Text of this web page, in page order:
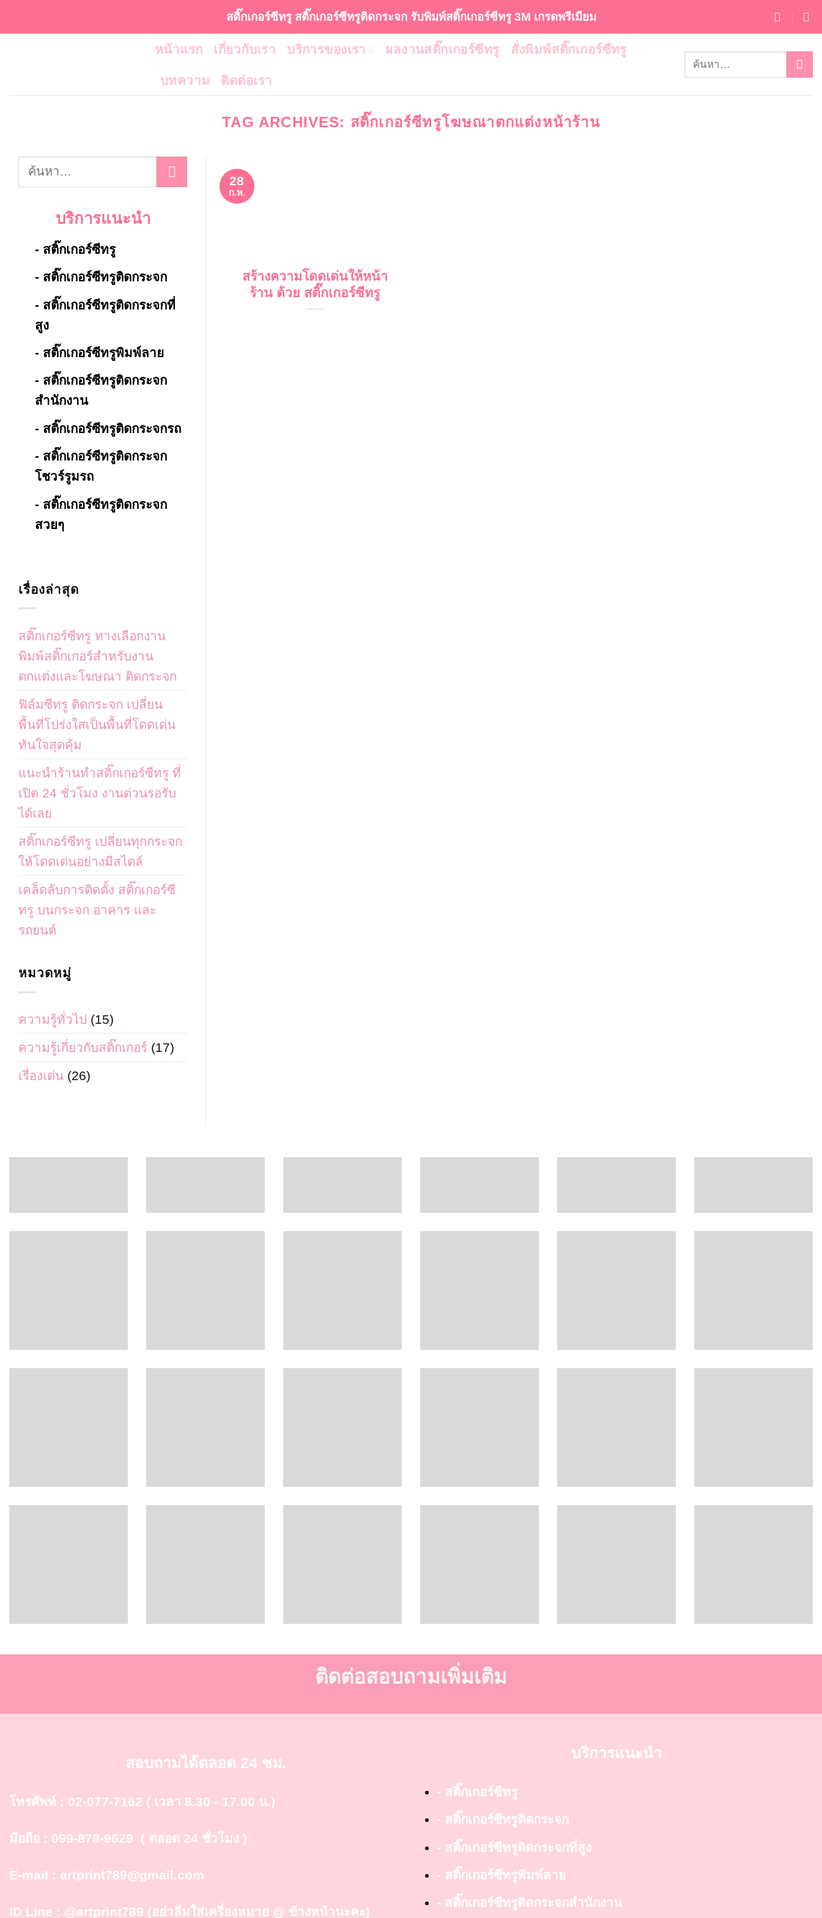
สติ๊กเกอร์ซีทรู สติ๊กเกอร์ซีทรูติดกระจก รับพิมพ์สติ๊กเกอร์ซีทรู 3M เกรดพรีเมียม
หน้าแรก เกี่ยวกับเรา บริการของเรา ผลงานสติ๊กเกอร์ซีทรู สั่งพิมพ์สติ๊กเกอร์ซีทรู
บทความ ติดต่อเรา
TAG ARCHIVES: สติ๊กเกอร์ซีทรูโฆษณาตกแต่งหน้าร้าน
บริการแนะนำ
- สติ๊กเกอร์ซีทรู
- สติ๊กเกอร์ซีทรูติดกระจก
- สติ๊กเกอร์ซีทรูติดกระจกที่
สูง
- สติ๊กเกอร์ซีทรูพิมพ์ลาย
- สติ๊กเกอร์ซีทรูติดกระจก
สำนักงาน
- สติ๊กเกอร์ซีทรูติดกระจกรถ
- สติ๊กเกอร์ซีทรูติดกระจก
โชวร์รูมรถ
- สติ๊กเกอร์ซีทรูติดกระจก
สวยๆ
เรื่องล่าสุด
สติ๊กเกอร์ซีทรู ทางเลือกงาน
พิมพ์สติ๊กเกอร์สำหรับงาน
ตกแต่งและโฆษณา ติดกระจก
ฟิล์มซีทรู ติดกระจก เปลี่ยน
พื้นที่โปร่งใสเป็นพื้นที่โดดเด่น
ทันใจสุดคุ้ม
แนะนำร้านทำสติ๊กเกอร์ซีทรู ที่
เปิด 24 ชั่วโมง งานด่วนรอรับ
ได้เลย
สติ๊กเกอร์ซีทรู เปลี่ยนทุกกระจก
ให้โดดเด่นอย่างมีสไตล์
เคล็ดลับการติดตั้ง สติ๊กเกอร์ซี
ทรู บนกระจก อาคาร และ
รถยนต์
หมวดหมู่
ความรู้ทั่วไป (15)
ความรู้เกี่ยวกับสติ๊กเกอร์ (17)
เรื่องเด่น (26)
สร้างความโดดเด่นให้หน้า
ร้าน ด้วย สติ๊กเกอร์ซีทรู
28
ก.พ.
ติดต่อสอบถามเพิ่มเติม
สอบถามได้ตลอด 24 ชม.
โทรศัพท์ : 02-077-7162 ( เวลา 8.30 - 17.00 น.)
มือถือ : 099-878-9629 ( ตลอด 24 ชั่วโมง )
E-mail : artprint789@gmail.com
ID Line : @artprint789 (อย่าลืมใส่เครื่องหมาย @ ข้างหน้านะคะ)
บริการแนะนำ
- สติ๊กเกอร์ซีทรู
- สติ๊กเกอร์ซีทรูติดกระจก
- สติ๊กเกอร์ซีทรูติดกระจกที่สูง
- สติ๊กเกอร์ซีทรูพิมพ์ลาย
- สติ๊กเกอร์ซีทรูติดกระจกสำนักงาน